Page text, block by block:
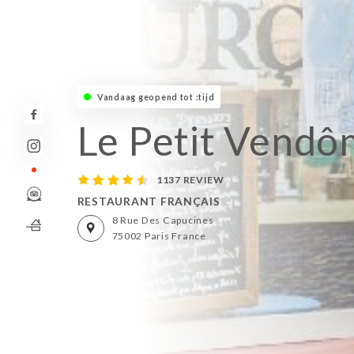
Vandaag geopend tot :tijd
Le Petit
1137 REVIEW
RESTAURANT FRANÇAIS
8 Rue Des Capucines
75002 Paris France